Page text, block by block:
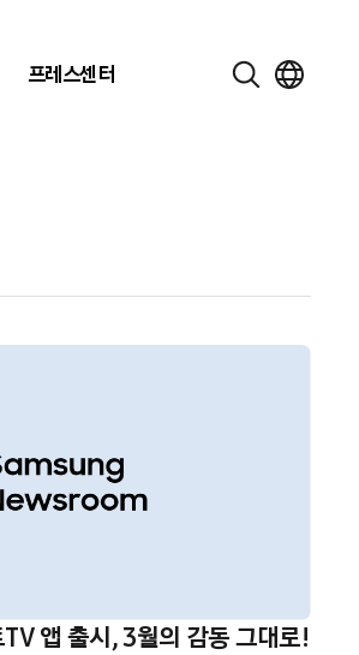
프레스센터
앱 출시, 3월의 감동 그대로!